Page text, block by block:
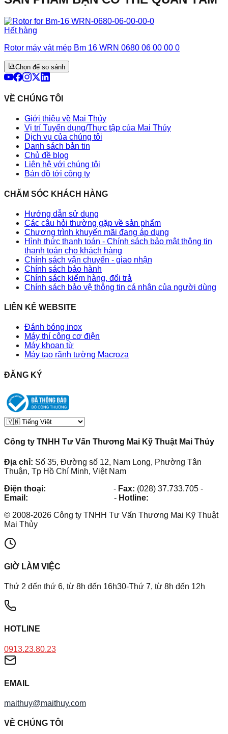
Hết hàng
Rotor máy vát mép Bm 16 WRN 0680 06 00 00 0
Chọn để so sánh
VỀ CHÚNG TÔI
Giới thiệu về Mai Thủy
Vị trí Tuyển dụng/Thực tập của Mai Thủy
Dịch vụ của chúng tôi
Danh sách bản tin
Chủ đề blog
Liên hệ với chúng tôi
Bản đồ tới công ty
CHĂM SÓC KHÁCH HÀNG
Hướng dẫn sử dụng
Các câu hỏi thường gặp về sản phẩm
Chương trình khuyến mãi đang áp dụng
Hình thức thanh toán - Chính sách bảo mật thông tin
thanh toán cho khách hàng
Chính sách vận chuyển - giao nhận
Chính sách bảo hành
Chính sách kiểm hàng, đổi trả
Chính sách bảo vệ thông tin cá nhân của người dùng
LIÊN KẾ WEBSITE
Đánh bóng inox
Máy thí công cơ điện
Máy khoan từ
Máy tạo rãnh tường Macroza
ĐĂNG KÝ
Công ty TNHH Tư Vấn Thương Mai Kỹ Thuật Mai Thủy
Địa chỉ: Số 35, Đường số 12, Nam Long, Phường Tân
Thuận, Tp Hồ Chí Minh, Việt Nam
Điện thoại:
- Fax: (028) 37.733.705 -
Email:
- Hotline:
© 2008-2026 Công ty TNHH Tư Vấn Thương Mai Kỹ Thuật
Mai Thủy
GIỜ LÀM VIỆC
Thứ 2 đến thứ 6, từ 8h đến 16h30-Thứ 7, từ 8h đến 12h
HOTLINE
0913.23.80.23
EMAIL
maithuy@maithuy.com
VỀ CHÚNG TÔI